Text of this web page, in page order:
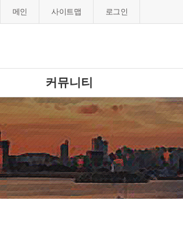
메인 사이트맵 로그인
커뮤니티